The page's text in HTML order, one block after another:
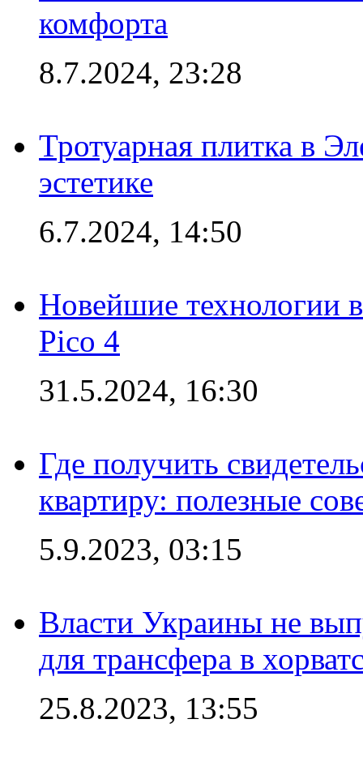
комфорта
8.7.2024, 23:28
Тротуарная плитка в
эстетике
6.7.2024, 14:50
Новейшие технологии
Pico 4
31.5.2024, 16:30
Где получить
квартиру: полезные
5.9.2023, 03:15
Власти Украины не
для трансфера в
25.8.2023, 13:55